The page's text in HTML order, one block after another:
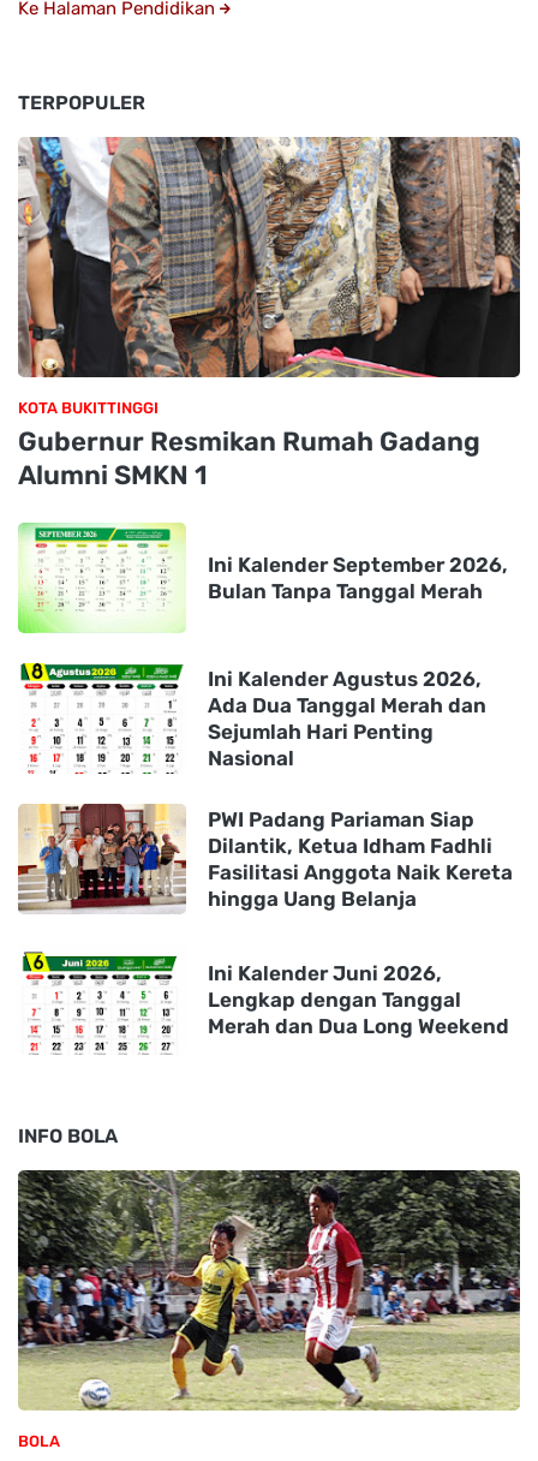
Ke Halaman Pendidikan
TERPOPULER
KOTA BUKITTINGGI
Gubernur Resmikan Rumah Gadang
Alumni SMKN 1
Ini Kalender September 2026,
Bulan Tanpa Tanggal Merah
Ini Kalender Agustus 2026,
Ada Dua Tanggal Merah dan
Sejumlah Hari Penting
Nasional
PWI Padang Pariaman Siap
Dilantik, Ketua Idham Fadhli
Fasilitasi Anggota Naik Kereta
hingga Uang Belanja
Ini Kalender Juni 2026,
Lengkap dengan Tanggal
Merah dan Dua Long Weekend
INFO BOLA
BOLA